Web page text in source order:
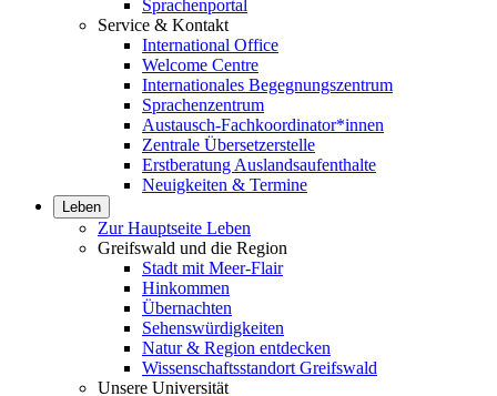
Sprachenportal
Service & Kontakt
International Office
Welcome Centre
Internationales Begegnungszentrum
Sprachenzentrum
Austausch-Fachkoordinator*innen
Zentrale Übersetzerstelle
Erstberatung Auslandsaufenthalte
Neuigkeiten & Termine
Leben
Zur Hauptseite Leben
Greifswald und die Region
Stadt mit Meer-Flair
Hinkommen
Übernachten
Sehenswürdigkeiten
Natur & Region entdecken
Wissenschaftsstandort Greifswald
Unsere Universität